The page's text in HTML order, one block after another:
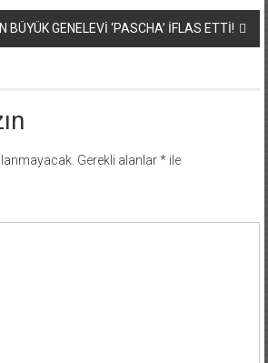
BÜYÜK GENELEVİ ‘PASCHA’ İFLAS ETTİ!
Gerekli alanlar*ile